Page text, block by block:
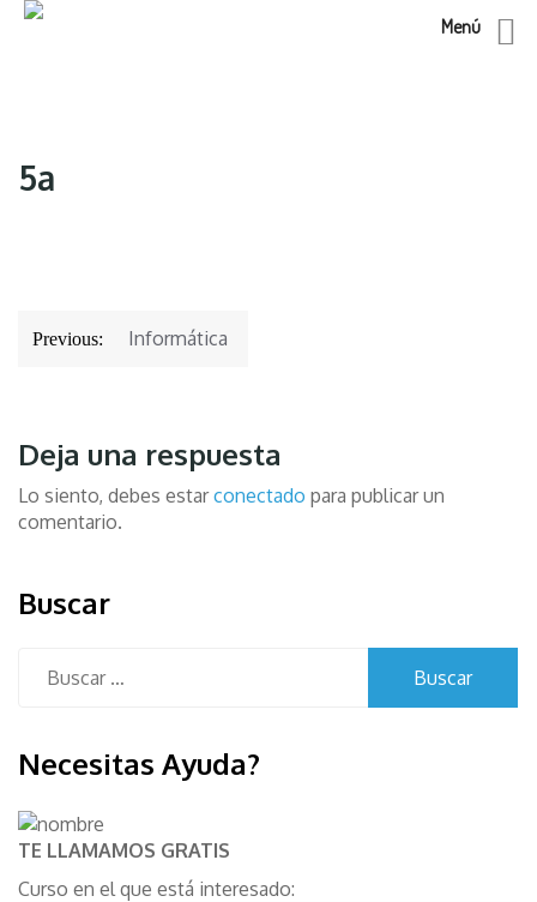
5a
Navegación
Previous: Informática
Deja una respuesta
Lo siento, debes estarconectado para publicar un
comentario.
Buscar
Necesitas Ayuda?
TE LLAMAMOS GRATIS
Curso en el que está interesado:
Menú